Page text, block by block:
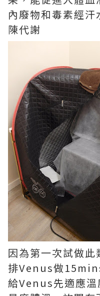
內廢物和毒素經
陳代謝
因為第一次試做
排Venus做
給Venus先適應溫